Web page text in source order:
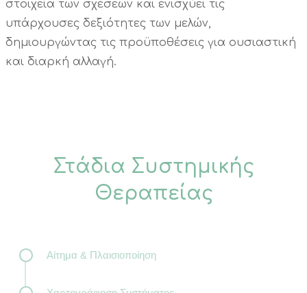
στοιχεία των σχέσεων και ενισχύει τις
υπάρχουσες δεξιότητες των μελών,
δημιουργώντας τις προϋποθέσεις για ουσιαστική
και διαρκή αλλαγή.
Στάδια Συστημικής
Θεραπείας
Αίτημα & Πλαισιοποίηση